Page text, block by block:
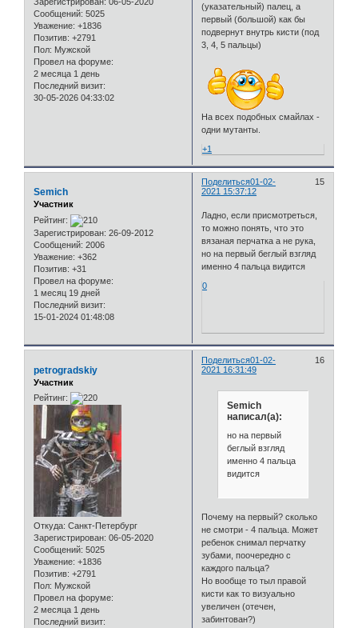
Сообщений: 5025
Уважение: +1836
Позитив: +2791
Пол: Мужской
Провел на форуме:
2 месяца 1 день
Последний визит:
30-05-2026 04:33:02
(указательный) палец, а
первый (большой) как бы
подвернут внутрь кисти (под
3, 4, 5 пальцы)
На всех подобных смайлах -
одни мутанты.
+1
Поделиться 15
01-02-
2021 15:37:12
Semich
Участник
Рейтинг:
Зарегистрирован: 26-09-2012
Сообщений: 2006
Уважение: +362
Позитив: +31
Провел на форуме:
1 месяц 19 дней
Последний визит:
15-01-2024 01:48:08
Ладно, если присмотреться,
то можно понять, что это
вязаная перчатка а не рука,
но на первый беглый взгляд
именно 4 пальца видится
0
Поделиться 16
01-02-
2021 16:31:49
petrogradskiy
Участник
Рейтинг:
Откуда: Санкт-Петербург
Зарегистрирован: 06-05-2020
Сообщений: 5025
Уважение: +1836
Позитив: +2791
Пол: Мужской
Провел на форуме:
2 месяца 1 день
Последний визит:
Semich
написал(а):
но на первый
беглый взгляд
именно 4 пальца
видится
Почему на первый? сколько
не смотри - 4 пальца. Может
ребенок снимал перчатку
зубами, поочередно с
каждого пальца?
Но вообще то тыл правой
кисти как то визуально
увеличен (отечен,
забинтован?)